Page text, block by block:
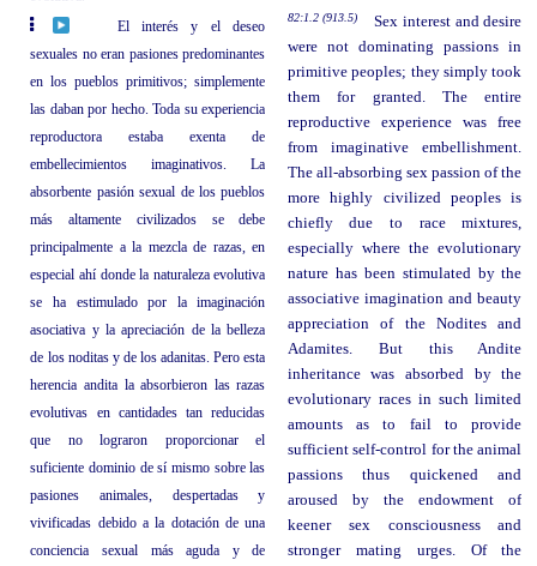
El interés y el deseo
sexuales no eran pasiones predominantes
en los pueblos primitivos; simplemente
las daban por hecho. Toda su experiencia
reproductora estaba exenta de
embellecimientos imaginativos. La
absorbente pasión sexual de los pueblos
más altamente civilizados se debe
principalmente a la mezcla de razas, en
especial ahí donde la naturaleza evolutiva
se ha estimulado por la imaginación
asociativa y la apreciación de la belleza
de los noditas y de los adanitas. Pero esta
herencia andita la absorbieron las razas
evolutivas en cantidades tan reducidas
que no lograron proporcionar el
suficiente dominio de sí mismo sobre las
pasiones animales, despertadas y
vivificadas debido a la dotación de una
conciencia sexual más aguda y de
82:1.2 (913.5)
Sex interest and desire
were not dominating passions in
primitive peoples; they simply took
them for granted. The entire
reproductive experience was free
from imaginative embellishment.
The all-absorbing sex passion of the
more highly civilized peoples is
chiefly due to race mixtures,
especially where the evolutionary
nature has been stimulated by the
associative imagination and beauty
appreciation of the Nodites and
Adamites. But this Andite
inheritance was absorbed by the
evolutionary races in such limited
amounts as to fail to provide
sufficient self-control for the animal
passions thus quickened and
aroused by the endowment of
keener sex consciousness and
stronger mating urges. Of the